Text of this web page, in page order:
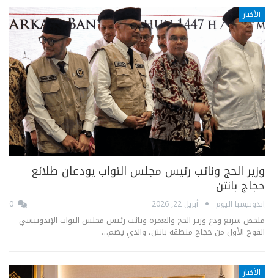
الأخبار
وزير الحج ونائب رئيس مجلس النواب يودعان طلائع
حجاج بانتن
إندونيسيا اليوم أبريل 22, 2026
ملخص سريع ودع وزير الحج والعمرة ونائب رئيس مجلس النواب الإندونيسي
الفوج الأول من حجاج منطقة بانتن، والذي يضم…
الأخبار